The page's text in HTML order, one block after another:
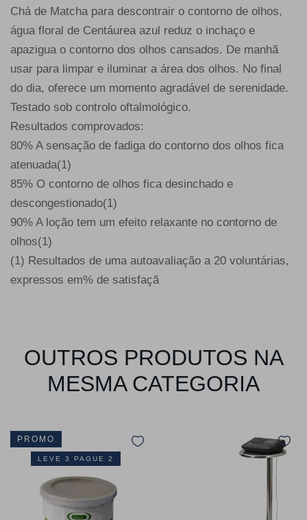
Chá de Matcha para descontrair o contorno de olhos,
água floral de Centáurea azul reduz o inchaço e
apazigua o contorno dos olhos cansados. De manhã
usar para limpar e iluminar a área dos olhos. No final
do dia, oferece um momento agradável de serenidade.
Testado sob controlo oftalmológico.
Resultados comprovados:
80% A sensação de fadiga do contorno dos olhos fica
atenuada(1)
85% O contorno de olhos fica desinchado e
descongestionado(1)
90% A loção tem um efeito relaxante no contorno de
olhos(1)
(1) Resultados de uma autoavaliação a 20 voluntárias,
expressos em% de satisfaçã
OUTROS PRODUTOS NA
MESMA CATEGORIA
LEVE 3 PAGUE 2
PROMO